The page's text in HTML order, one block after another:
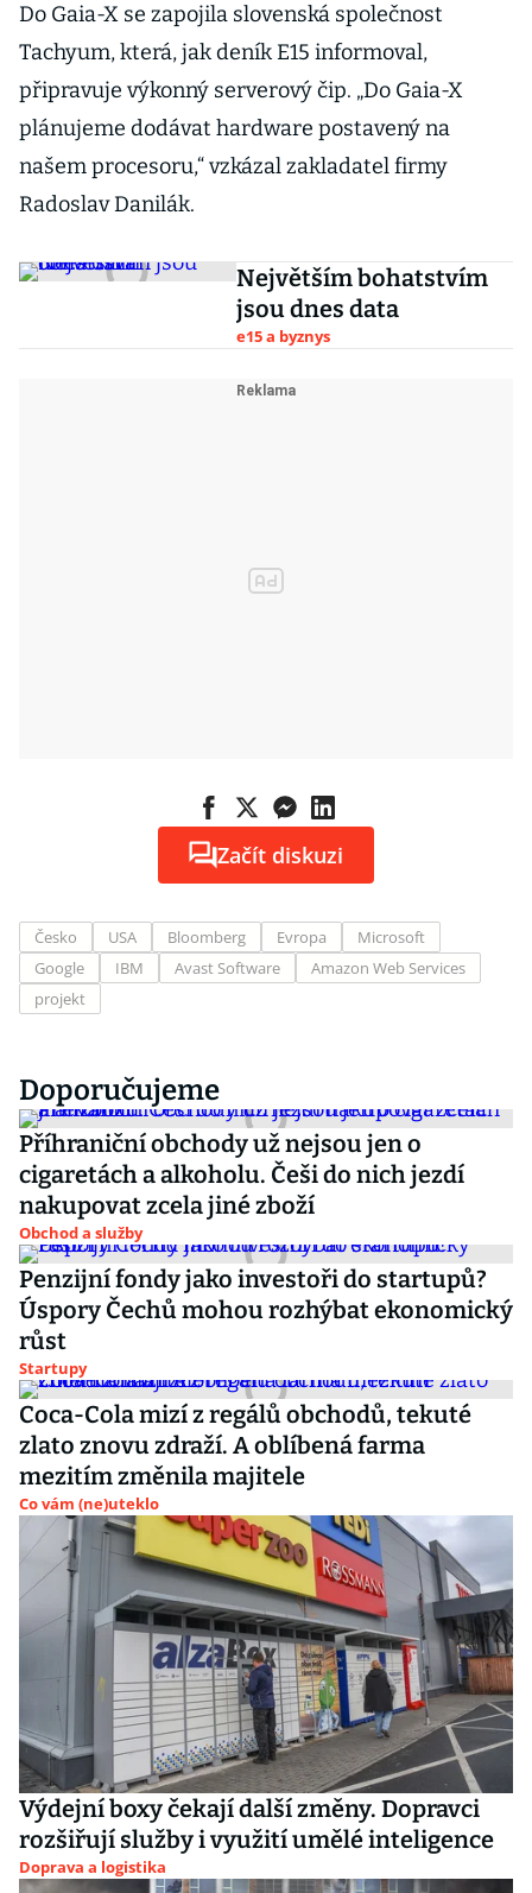
Do Gaia-X se zapojila slovenská společnost
Tachyum, která, jak deník E15 informoval,
připravuje výkonný serverový čip. „Do Gaia-X
plánujeme dodávat hardware postavený na
našem procesoru,“ vzkázal zakladatel firmy
Radoslav Danilák.
Největším bohatstvím
jsou dnes data
e15 a byznys
Začít diskuzi
Česko USA Bloomberg Evropa
Microsoft
Google
IBM Avast Software
Amazon Web Services
projekt
Doporučujeme
Příhraniční obchody už nejsou jen o
cigaretách a alkoholu. Češi do nich jezdí
nakupovat zcela jiné zboží
Obchod a služby
Penzijní fondy jako investoři do startupů?
Úspory Čechů mohou rozhýbat ekonomický
růst
Startupy
Coca-Cola mizí z regálů obchodů, tekuté
zlato znovu zdraží. A oblíbená farma
mezitím změnila majitele
Co vám (ne)uteklo
Výdejní boxy čekají další změny. Dopravci
rozšiřují služby i využití umělé inteligence
Doprava a logistika